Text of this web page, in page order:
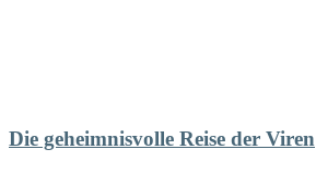
Die geheimnisvolle Reise der Viren